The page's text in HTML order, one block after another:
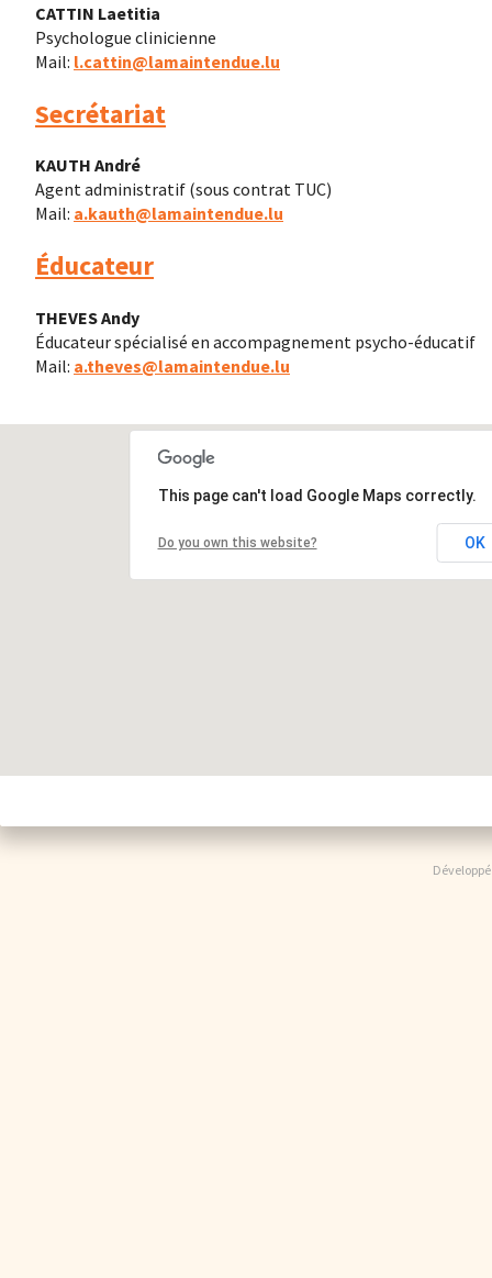
CATTIN Laetitia
Psychologue clinicienne
Mail: l.cattin@lamaintendue.lu
Secrétariat
KAUTH André
Agent administratif (sous contrat TUC)
Mail: a.kauth@lamaintendue.lu
Éducateur
THEVES Andy
Éducateur spécialisé en accompagnement psycho-éducatif
Mail: a.theves@lamaintendue.lu
This page can't load Google Maps correctly.
Do you own this website? OK